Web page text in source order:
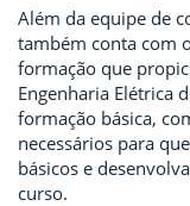
Além da equipe de
também conta com
formação que
Engenharia Elétrica
formação básica,
necessários para
básicos e
curso.